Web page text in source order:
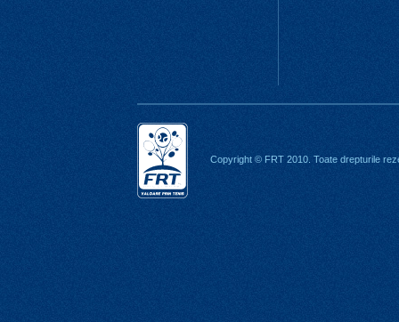
Copyright © FRT 2010. Toate drepturile